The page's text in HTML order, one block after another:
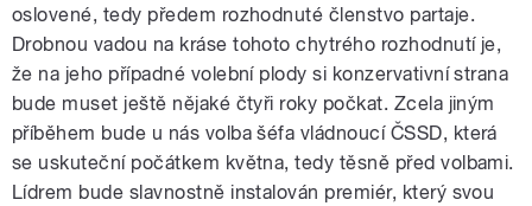
oslovené, tedy předem rozhodnuté členstvo partaje.
Drobnou vadou na kráse tohoto chytrého rozhodnutí je,
že na jeho případné volební plody si konzervativní strana
bude muset ještě nějaké čtyři roky počkat. Zcela jiným
příběhem bude u nás volba šéfa vládnoucí ČSSD, která
se uskuteční počátkem května, tedy těsně před volbami.
Lídrem bude slavnostně instalován premiér, který svou